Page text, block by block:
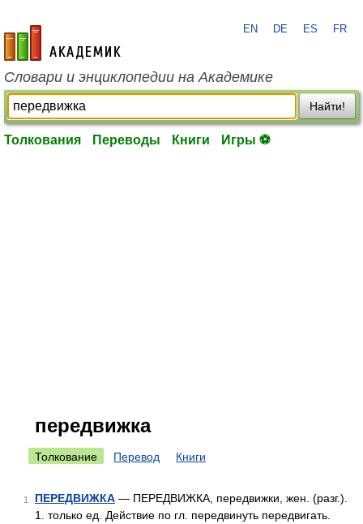
academic.ru
EN DE ES FR
Словари и энциклопедии на Академике
Найти!
Толкования Переводы Книги Игры ⚽
передвижка
Толкование Перевод Книги
1 ПЕРЕДВИЖКА — ПЕРЕДВИЖКА, передвижки, жен. (разг.).
1. только ед. Действие по гл. передвинуть передвигать.